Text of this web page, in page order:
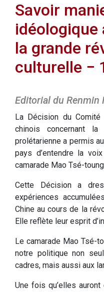
Savoir
idéologique
la grande
culturelle −
Editorial du Renmin
La Décision du
chinois concernant la
prolétarienne a permis
pays d’entendre la
camarade Mao Tsé-
Cette Décision a
expériences
Chine au cours de la
Elle reflète leur esprit
Le camarade Mao Tsé-
notre politique non
cadres, mais aussi aux
Une fois qu’elles